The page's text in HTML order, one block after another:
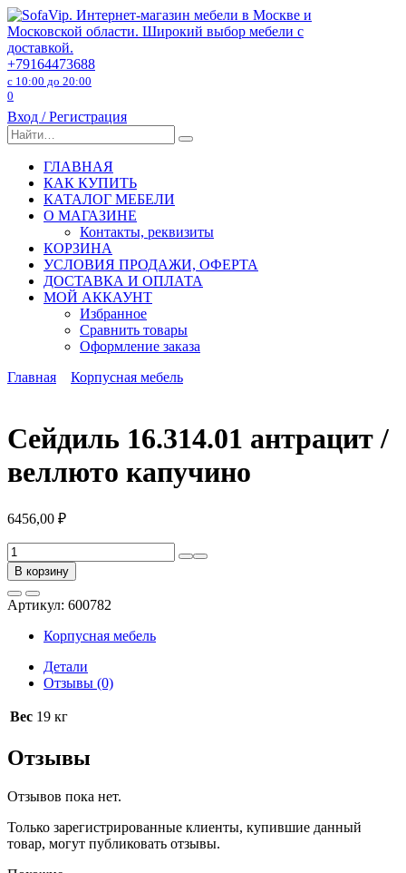
Перейти
к
содержанию
+79164473688
с 10:00 до 20:00
0
Вход / Регистрация
Search
for:
ГЛАВНАЯ
КАК КУПИТЬ
КАТАЛОГ МЕБЕЛИ
О МАГАЗИНЕ
Контакты, реквизиты
КОРЗИНА
УСЛОВИЯ ПРОДАЖИ, ОФЕРТА
ДОСТАВКА И ОПЛАТА
МОЙ АККАУНТ
Избранное
Сравнить товары
Оформление заказа
Главная
Корпусная мебель
Сейдиль 16.314.01 антрацит /
веллюто капучино
6456,00 ₽
Количество
товара
Сейдиль
16.314.01
антрацит
веллюто
капучино
В корзину
Артикул: 600782
Корпусная мебель
Детали
Отзывы (0)
Вес 19 кг
Отзывы
Отзывов пока нет.
Только зарегистрированные клиенты, купившие данный
товар, могут публиковать отзывы.